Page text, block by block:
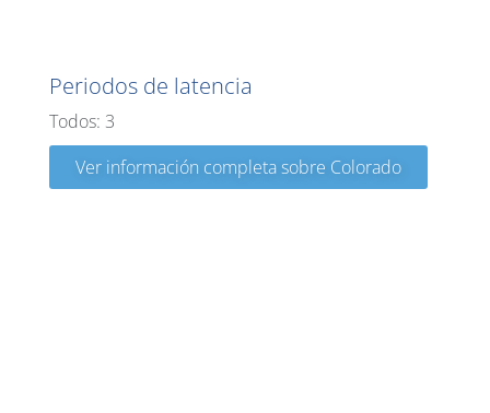
Periodos de latencia
Todos: 3
Ver información completa sobre Colorado